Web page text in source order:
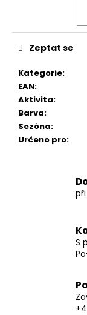
Kategorie:
EAN:
Aktivita:
Barva:
Sezóna:
Určeno pro:
Zeptat se
S